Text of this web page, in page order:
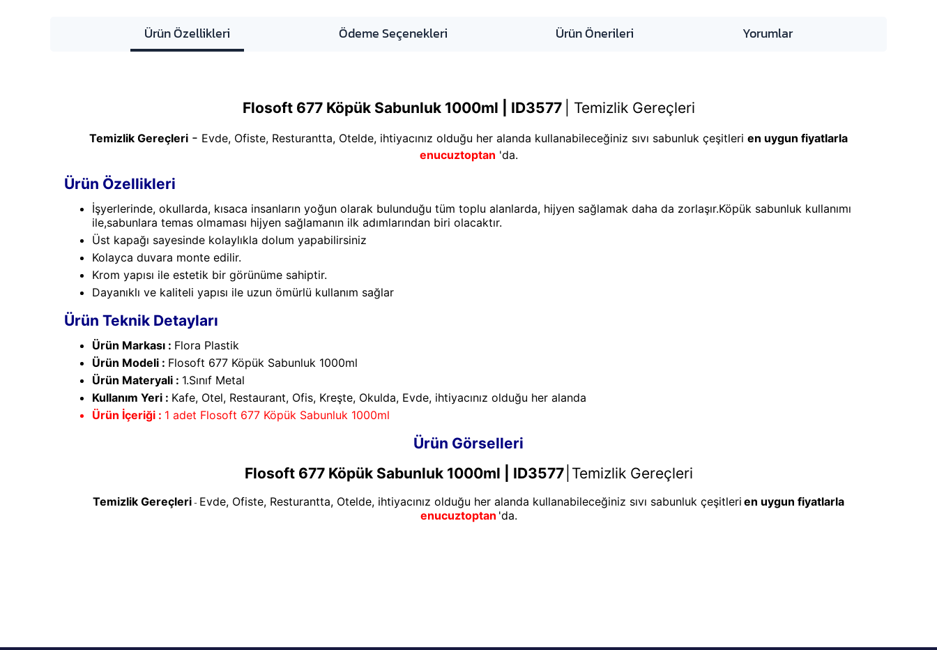
Ürün Özellikleri Ödeme Seçenekleri Ürün Önerileri Yorumlar
Flosoft 677 Köpük Sabunluk 1000ml | ID3577 Temizlik Gereçleri
Temizlik Gereçleri - Evde, Ofiste, Resturantta, Otelde, ihtiyacınız olduğu her alanda kullanabileceğiniz sıvı sabunluk çeşitleri en uygun fiyatlarla
enucuztoptan 'da.
Ürün Özellikleri
İşyerlerinde, okullarda, kısaca insanların yoğun olarak bulunduğu tüm toplu alanlarda, hijyen sağlamak daha da zorlaşır.Köpük sabunluk kullanımı
ile,sabunlara temas olmaması hijyen sağlamanın ilk adımlarından biri olacaktır.
Üst kapağı sayesinde kolaylıkla dolum yapabilirsiniz
Kolayca duvara monte edilir.
Krom yapısı ile estetik bir görünüme sahiptir.
Dayanıklı ve kaliteli yapısı ile uzun ömürlü kullanım sağlar
Ürün Teknik Detayları
Ürün Markası : Flora Plastik
Ürün Modeli : Flosoft 677 Köpük Sabunluk 1000ml
Ürün Materyali : 1.Sınıf Metal
Kullanım Yeri : Kafe, Otel, Restaurant, Ofis, Kreşte, Okulda, Evde, ihtiyacınız olduğu her alanda
Ürün İçeriği : 1 adet Flosoft 677 Köpük Sabunluk 1000ml
Ürün Görselleri
Flosoft 677 Köpük Sabunluk 1000ml | ID3577 Temizlik Gereçleri
Temizlik Gereçleri - Evde, Ofiste, Resturantta, Otelde, ihtiyacınız olduğu her alanda kullanabileceğiniz sıvı sabunluk çeşitleri en uygun fiyatlarla
enucuztoptan 'da.